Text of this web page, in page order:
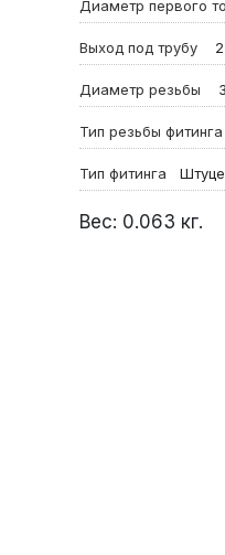
Диаметр первого
Выход под трубу
Диаметр резьбы
Тип резьбы
Тип фитинга
Вес: 0.063 кг.